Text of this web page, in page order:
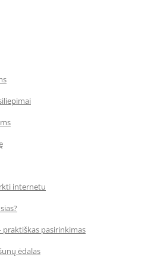
internetu
praktiškas pasirinkimas
ėdalas